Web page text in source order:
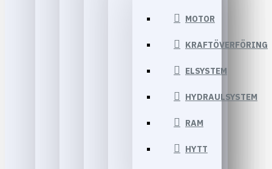
MOTOR
KRAFTÖVERFÖRING
ELSYSTEM
HYDRAULSYSTEM
RAM
HYTT